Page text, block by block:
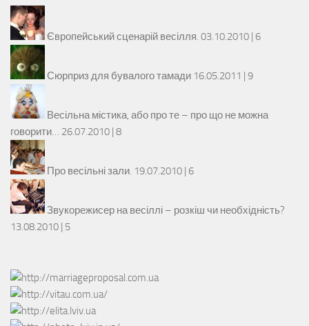
Європейський сценарій весілля. 03.10.2010 | 6
Сюрприз для бувалого тамади 16.05.2011 | 9
Весільна містика, або про те – про що не можна
говорити… 26.07.2010 | 8
Про весільні зали. 19.07.2010 | 6
Звукорежисер на весіллі – розкіш чи необхідність?
13.08.2010 | 5